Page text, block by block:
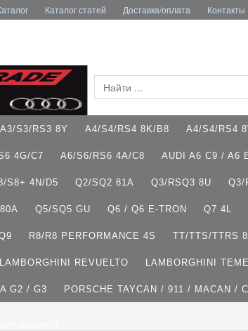
Каталог статей Доставкa/оплата Контакты
A3/S3/RS3 8Y A4/S4/RS4 8K/B8 A4/S4/RS4
4G/C7 A6/S6/RS6 4A/C8 AUDI A6 C9 / A6
S8+ 4N/D5 Q2/SQ2 81A Q3/RSQ3 8U Q3/
Q5/SQ5 GU Q6 / Q6 E-TRON Q7 4L
R8/R8 PERFORMANCE 4S TT/TTS/TTRS
LAMBORGHINI REVUELTO LAMBORGHINI
G2 / G3 PORSCHE TAYCAN / 911 / MACAN /